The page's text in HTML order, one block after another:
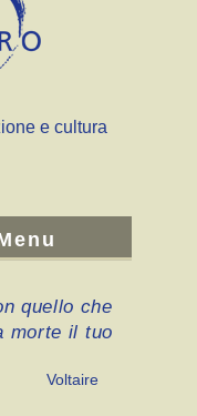
e cultura
quello che
morte il tuo
Voltaire